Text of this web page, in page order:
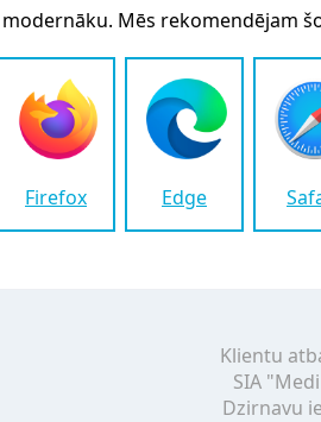
Mēs rekomendējam
Firefox Edge
Klientu
SIA
Dzirnavu